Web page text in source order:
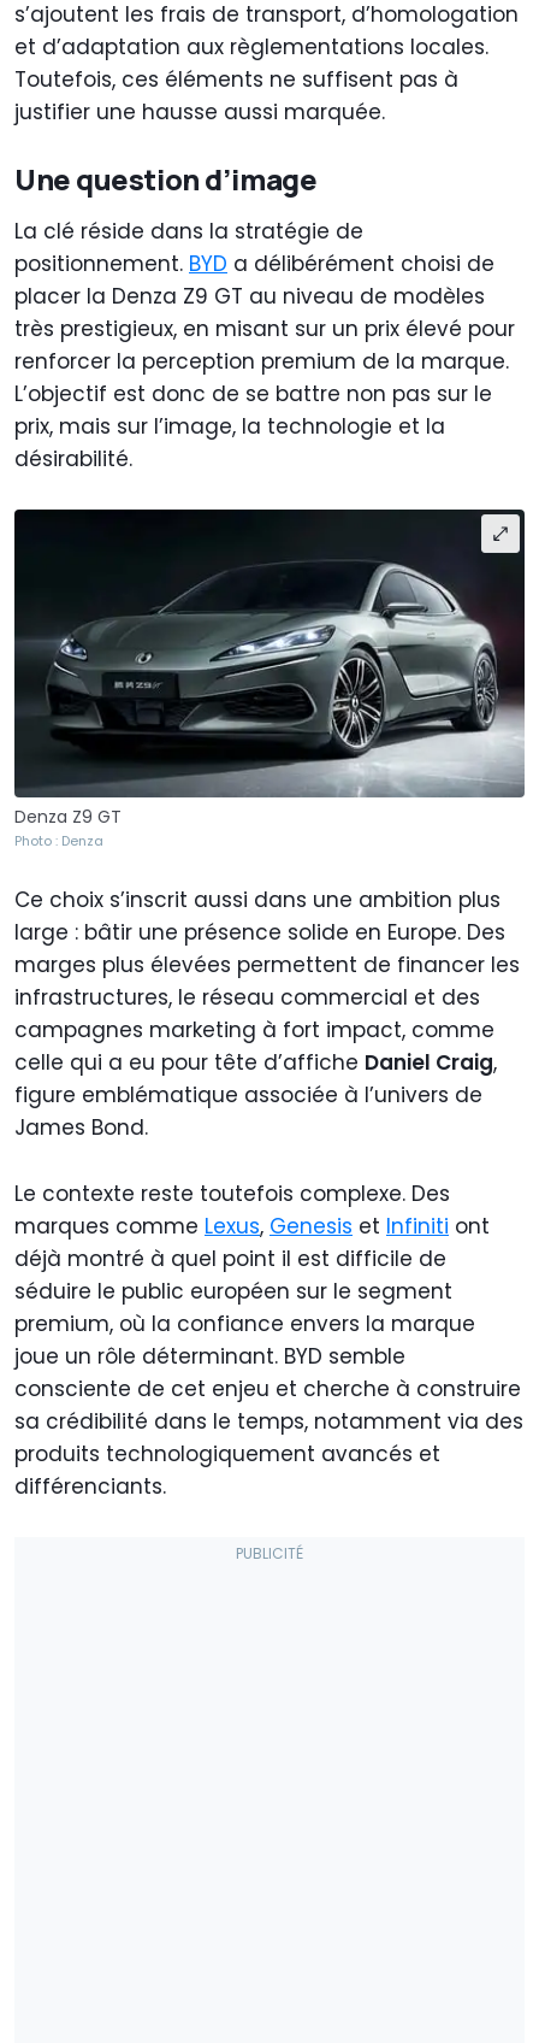
s’ajoutent les frais de transport, d’homologation
et d’adaptation aux règlementations locales.
Toutefois, ces éléments ne suffisent pas à
justifier une hausse aussi marquée.
Une question d’image
La clé réside dans la stratégie de
positionnement. BYD a délibérément choisi de
placer la Denza Z9 GT au niveau de modèles
très prestigieux, en misant sur un prix élevé pour
renforcer la perception premium de la marque.
L’objectif est donc de se battre non pas sur le
prix, mais sur l’image, la technologie et la
désirabilité.
Denza Z9 GT
Photo : Denza
Ce choix s’inscrit aussi dans une ambition plus
large : bâtir une présence solide en Europe. Des
marges plus élevées permettent de financer les
infrastructures, le réseau commercial et des
campagnes marketing à fort impact, comme
celle qui a eu pour tête d’affiche Daniel Craig,
figure emblématique associée à l’univers de
James Bond.
Le contexte reste toutefois complexe. Des
marques comme Lexus, Genesis et Infiniti ont
déjà montré à quel point il est difficile de
séduire le public européen sur le segment
premium, où la confiance envers la marque
joue un rôle déterminant. BYD semble
consciente de cet enjeu et cherche à construire
sa crédibilité dans le temps, notamment via des
produits technologiquement avancés et
différenciants.